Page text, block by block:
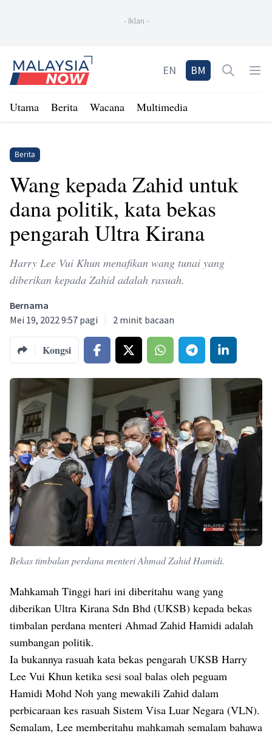
- Iklan -
Home
EN BM Open
Utama Berita Wacana Multimedia
Berita
Wang kepada Zahid untuk
dana politik, kata bekas
pengarah Ultra Kirana
Harry Lee Vui Khun menafikan wang tunai yang
diberikan kepada Zahid adalah rasuah.
Bernama
Mei 19, 2022 9:57 pagi
2 minit bacaan
Kongsi
Bekas timbalan perdana menteri Ahmad Zahid Hamidi.
Mahkamah Tinggi hari ini diberitahu wang yang
diberikan Ultra Kirana Sdn Bhd (UKSB) kepada bekas
timbalan perdana menteri Ahmad Zahid Hamidi adalah
sumbangan politik.
Ia bukannya rasuah kata bekas pengarah UKSB Harry
Lee Vui Khun ketika sesi soal balas oleh peguam
Hamidi Mohd Noh yang mewakili Zahid dalam
perbicaraan kes rasuah Sistem Visa Luar Negara (VLN).
Semalam, Lee memberitahu mahkamah semalam bahawa